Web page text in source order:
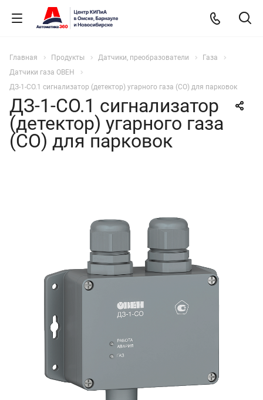
Главная Продукты Датчики, преобразователи
Газа
Датчики газа ОВЕН
ДЗ-1-СО.1 cигнализатор (детектор) угарного газа (СО) для парковок
ДЗ-1-СО.1 cигнализатор
(детектор) угарного газа
(СО) для парковок